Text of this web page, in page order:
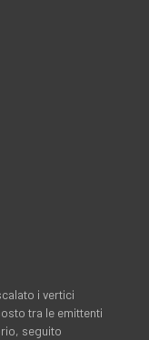
i vertici
tra le emittenti
seguito